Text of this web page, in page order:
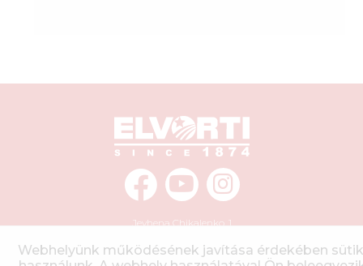
Jevhena Chikalenko, 1
info@elvorti.com
Webhelyünk működésének javítása érdekében